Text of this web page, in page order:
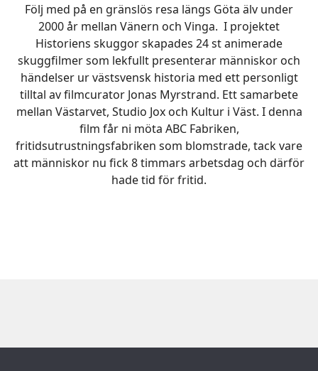
Följ med på en gränslös resa längs Göta älv under
2000 år mellan Vänern och Vinga. I projektet
Historiens skuggor skapades 24 st animerade
skuggfilmer som lekfullt presenterar människor och
händelser ur västsvensk historia med ett personligt
tilltal av filmcurator Jonas Myrstrand. Ett samarbete
mellan Västarvet, Studio Jox och Kultur i Väst. I denna
film får ni möta ABC Fabriken,
fritidsutrustningsfabriken som blomstrade, tack vare
att människor nu fick 8 timmars arbetsdag och därför
hade tid för fritid.